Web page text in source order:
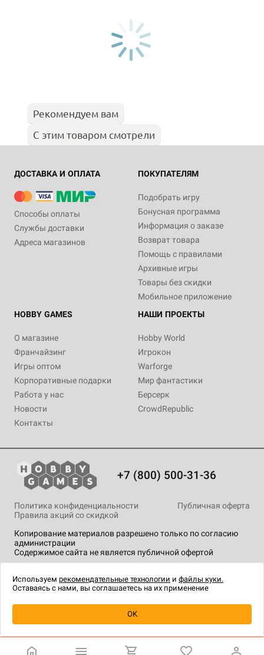
Уведомить о наличии
Рекомендуем вам
С этим товаром смотрели
ДОСТАВКА И ОПЛАТА
Способы оплаты
Службы доставки
Адреса магазинов
ПОКУПАТЕЛЯМ
Подобрать игру
Бонусная программа
Информация о заказе
Возврат товара
Помощь с правилами
Архивные игры
Товары без скидки
Мобильное приложение
HOBBY GAMES
О магазине
Франчайзинг
Игры оптом
Корпоративные подарки
Работа у нас
Новости
Контакты
НАШИ ПРОЕКТЫ
Hobby World
Игрокон
Warforge
Мир фантастики
Берсерк
CrowdRepublic
+7 (800) 500-31-36
Копирование материалов разрешено только по согласию
администрации
Содержимое сайта не является публичной офертой
Политика конфиденциальности
Публичная оферта
Правила акций со скидкой
технологии.
Используем рекомендательные технологии и файлы куки.
Оставаясь с нами, вы соглашаетесь на их применение
OK